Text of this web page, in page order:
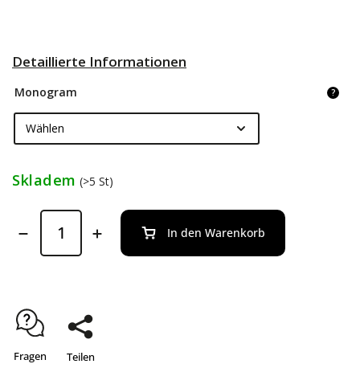
Detaillierte Informationen
Monogram ?
Skladem (>5 St)
In den Warenkorb
Fragen Teilen